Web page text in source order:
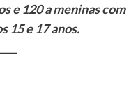
e 120 a meninas com
15 e 17 anos.